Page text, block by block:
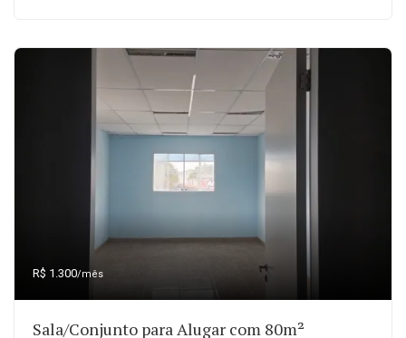
R$ 1.300/mês
Sala/Conjunto para Alugar com 80m²